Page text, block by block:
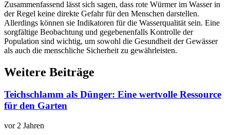
Zusammenfassend lässt sich sagen, dass rote Würmer im Wasser in
der Regel keine direkte Gefahr für den Menschen darstellen.
Allerdings können sie Indikatoren für die Wasserqualität sein. Eine
sorgfältige Beobachtung und gegebenenfalls Kontrolle der
Population sind wichtig, um sowohl die Gesundheit der Gewässer
als auch die menschliche Sicherheit zu gewährleisten.
Weitere Beiträge
Teichschlamm als Dünger: Eine wertvolle Ressource
für den Garten
vor 2 Jahren